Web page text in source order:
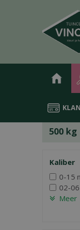
Home
500 kg
Kaliber
0-15
02-
Meer